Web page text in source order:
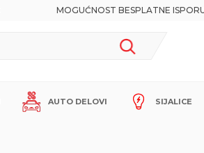
MOGUĆNOST BESPLATNE
AUTO DELOVI SIJALICE